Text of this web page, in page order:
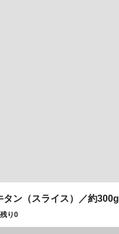
タン（スライス）／約300g
残り0